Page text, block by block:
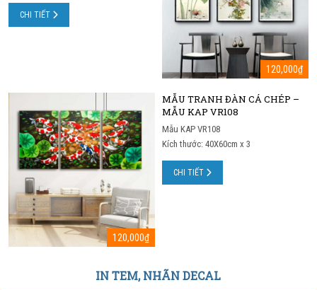
120,000₫
CHI TIẾT
120,000₫
MẪU TRANH ĐÀN CÁ CHÉP –
MẪU KAP VR108
Mẫu KAP VR108
Kích thước: 40X60cm x 3
CHI TIẾT
IN TEM, NHÃN DECAL